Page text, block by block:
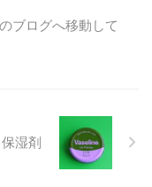
ブログへ移動して
湿剤